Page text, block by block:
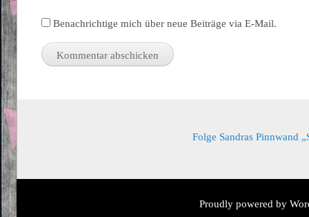
Benachrichtige mich über neue Beiträge via E-Mail.
Folge Sandras Pinnwand
Proudly powered by